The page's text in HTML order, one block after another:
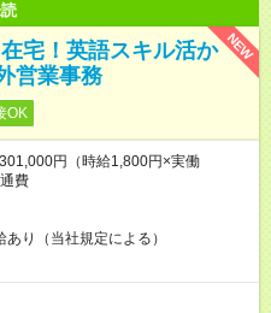
NEW
宅！英語スキル活か
営業事務
OK
円（時給1,800円×実働
費
り（当社規定による）